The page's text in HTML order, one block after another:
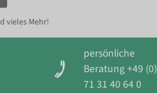
vieles Mehr!
persönliche
Beratung +49 (0)
71 31 40 64 0